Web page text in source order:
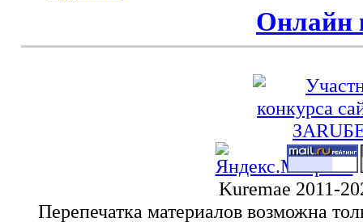
Онлайн
Kuremae 2011-
Перепечатка материалов возможна